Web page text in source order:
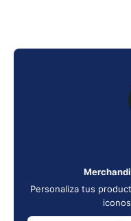
Personaliza tus
iconos